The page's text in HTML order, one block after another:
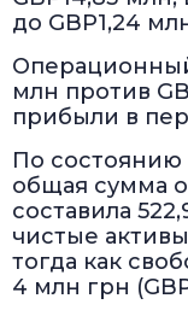
до GBP1,24
млн против
прибыли в
По состоянию
общая сумма
составила
чистые
тогда как
4 млн грн